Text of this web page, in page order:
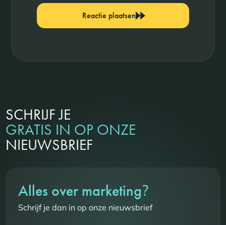
Reactie plaatsen
SCHRIJF JE
GRATIS IN OP ONZE
NIEUWSBRIEF
Alles over marketing?
Schrijf je dan in op onze nieuwsbrief